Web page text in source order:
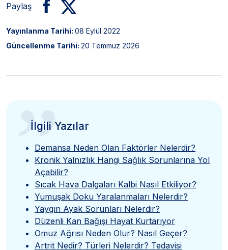
Paylaş
Yayınlanma Tarihi: 08 Eylül 2022
Güncellenme Tarihi: 20 Temmuz 2026
”
İlgili Yazılar
Demansa Neden Olan Faktörler Nelerdir?
Kronik Yalnızlık Hangi Sağlık Sorunlarına Yol
Açabilir?
Sıcak Hava Dalgaları Kalbi Nasıl Etkiliyor?
Yumuşak Doku Yaralanmaları Nelerdir?
Yaygın Ayak Sorunları Nelerdir?
Düzenli Kan Bağışı Hayat Kurtarıyor
Omuz Ağrısı Neden Olur? Nasıl Geçer?
Artrit Nedir? Türleri Nelerdir? Tedavisi